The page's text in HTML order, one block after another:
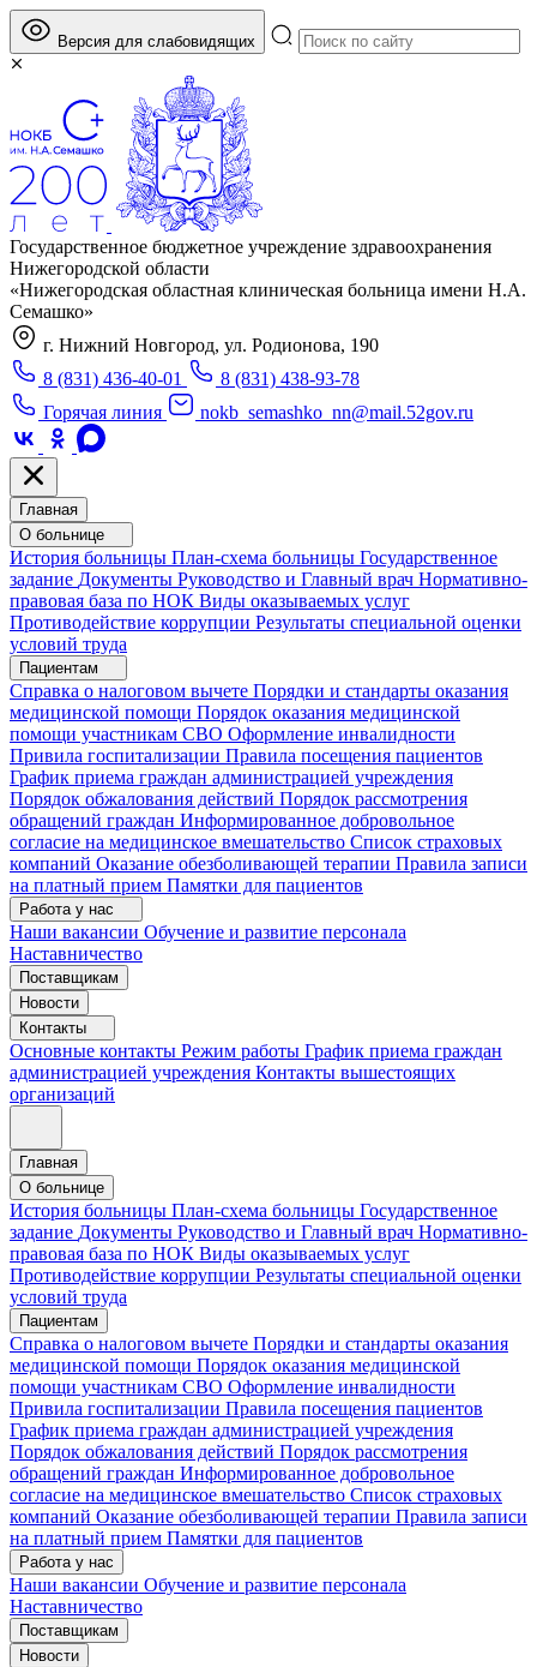
Версия для слабовидящих
Государственное бюджетное учреждение здравоохранения
Нижегородской области
«Нижегородская областная клиническая больница имени Н.А.
Семашко»
г. Нижний Новгород, ул. Родионова, 190
8 (831) 436-40-01
8 (831) 438-93-78
Горячая линия
nokb_semashko_nn@mail.52gov.ru
Главная
О больнице
История больницы План-схема больницы Государственное
задание Документы Руководство и Главный врач Нормативно-
правовая база по НОК Виды оказываемых услуг
Противодействие коррупции Результаты специальной оценки
условий труда
Пациентам
Справка о налоговом вычете Порядки и стандарты оказания
медицинской помощи Порядок оказания медицинской
помощи участникам СВО Оформление инвалидности
Привила госпитализации Правила посещения пациентов
График приема граждан администрацией учреждения
Порядок обжалования действий Порядок рассмотрения
обращений граждан Информированное добровольное
согласие на медицинское вмешательство Список страховых
компаний Оказание обезболивающей терапии Правила записи
на платный прием Памятки для пациентов
Работа у нас
Наши вакансии Обучение и развитие персонала
Наставничество
Поставщикам
Новости
Контакты
Основные контакты Режим работы График приема граждан
администрацией учреждения Контакты вышестоящих
организаций
Главная
О больнице
История больницы План-схема больницы Государственное
задание Документы Руководство и Главный врач Нормативно-
правовая база по НОК Виды оказываемых услуг
Противодействие коррупции Результаты специальной оценки
условий труда
Пациентам
Справка о налоговом вычете Порядки и стандарты оказания
медицинской помощи Порядок оказания медицинской
помощи участникам СВО Оформление инвалидности
Привила госпитализации Правила посещения пациентов
График приема граждан администрацией учреждения
Порядок обжалования действий Порядок рассмотрения
обращений граждан Информированное добровольное
согласие на медицинское вмешательство Список страховых
компаний Оказание обезболивающей терапии Правила записи
на платный прием Памятки для пациентов
Работа у нас
Наши вакансии Обучение и развитие персонала
Наставничество
Поставщикам
Новости